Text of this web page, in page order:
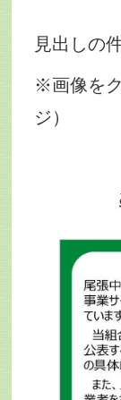
見出しの
※画像を
ジ）